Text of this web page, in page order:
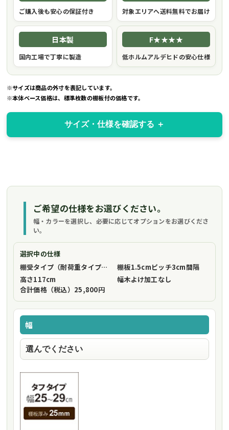
ご購入後も安心の保証付き 対象エリアへ送料無料でお届け
日本製
国内工場で丁寧に製造
F★★★★
低ホルムアルデヒドの安心仕様
※サイズは商品の外寸を表記しています。
※本体ベース価格は、標準枚数の棚板付の価格です。
サイズ・仕様を確認する
ご希望の仕様をお選びください。
幅・カラーを選択し、必要に応じてオプションをお選びくださ
い。
選択中の仕様
棚受タイプ（耐荷重タイプ）
フリーストップ棚受（標準仕様）
棚板1.5cmピッチ3cm間隔
高さ117cm 幅木よけ加工なし
合計価格（税込） 25,800円
幅